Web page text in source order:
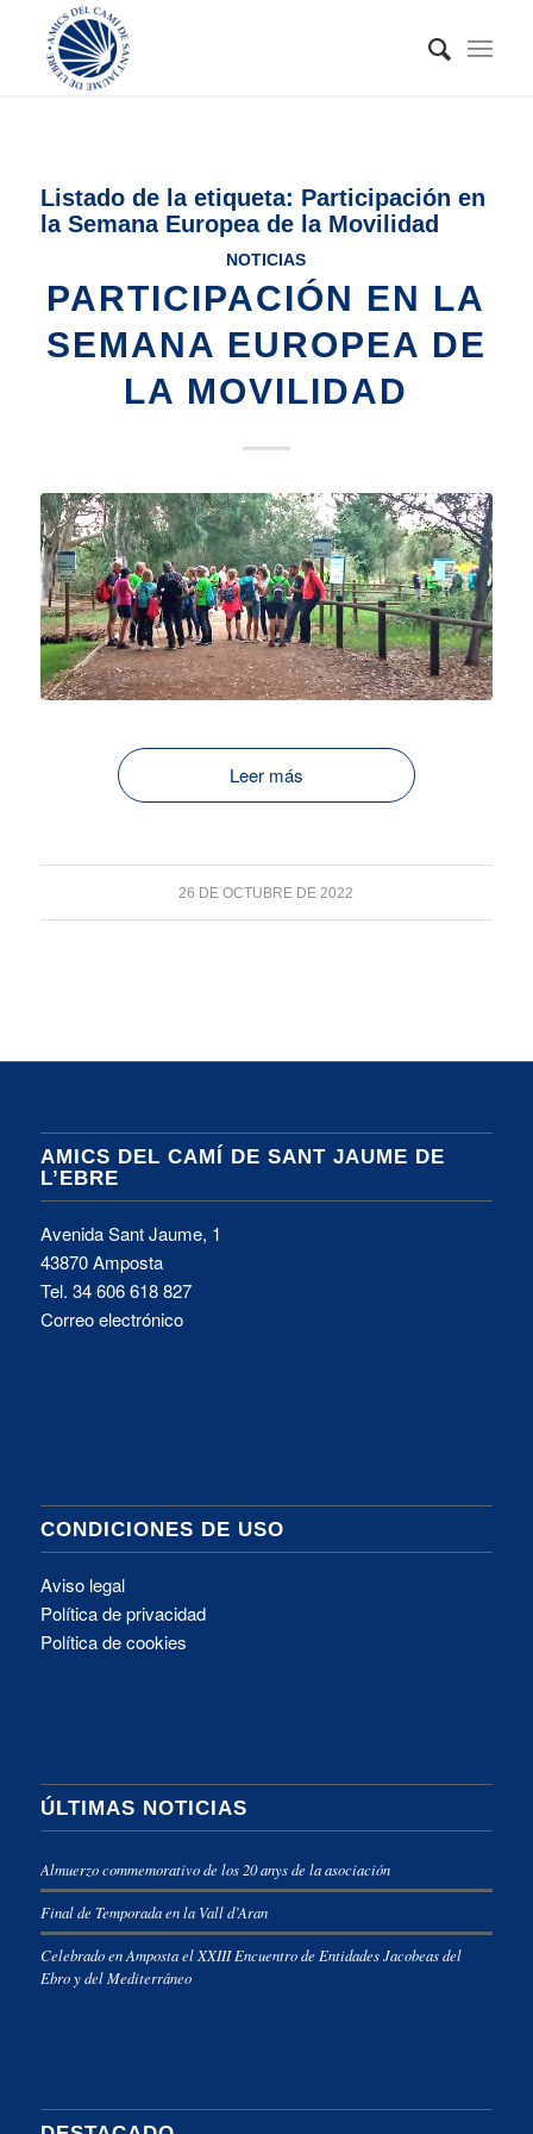
Listado de la etiqueta: Participación en
la Semana Europea de la Movilidad
NOTICIAS
PARTICIPACIÓN EN LA
SEMANA EUROPEA DE
LA MOVILIDAD
Leer más
26 DE OCTUBRE DE 2022
AMICS DEL CAMÍ DE SANT JAUME DE
L’EBRE
Avenida Sant Jaume, 1
43870 Amposta
Tel. 34 606 618 827
Correo electrónico
CONDICIONES DE USO
Aviso legal
Política de privacidad
Política de cookies
ÚLTIMAS NOTICIAS
Almuerzo commemorativo de los 20 anys de la asociación
Final de Temporada en la Vall d’Aran
Celebrado en Amposta el XXIII Encuentro de Entidades Jacobeas del
Ebro y del Mediterráneo